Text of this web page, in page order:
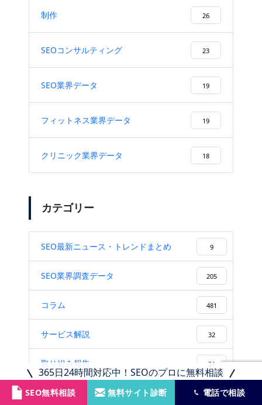
365日24時間対応中！SEOのプロに無料相談
SEO無料相談 無料サイト診断 電話で相談
制作 26
SEOコンサルティング 23
SEO業界データ 19
フィットネス業界データ 19
クリニック業界データ 18
カテゴリー
SEO最新ニュース・トレンドまとめ 9
SEO業界調査データ 205
コラム 481
サービス解説 32
取り組み報告 31
導入企業・事例 67